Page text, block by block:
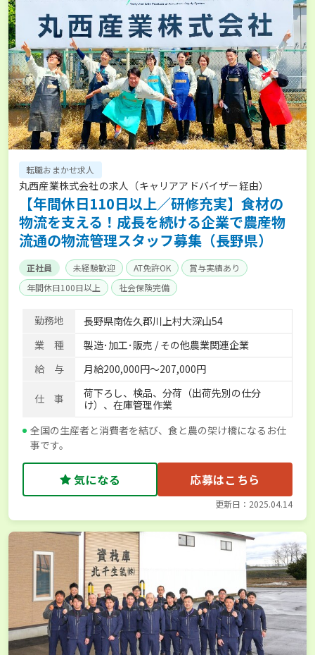
転職おまかせ求人
丸西産業株式会社の求人（キャリアアドバイザー経由）
【年間休日110日以上／研修充実】食材の
物流を支える！成長を続ける企業で農産物
流通の物流管理スタッフ募集（長野県）
正社員 未経験歓迎 AT免許OK
賞与実績あり
年間休日100日以上
社会保険完備
勤務地
長野県南佐久郡川上村大深山54
業 種
製造･加工･販売 / その他農業関連企業
給 与
月給200,000円～207,000円
仕 事
荷下ろし、検品、分荷（出荷先別の仕分
け）、在庫管理作業
全国の生産者と消費者を結び、食と農の架け橋になるお仕
事です。
気になる 応募はこちら
更新日：2025.04.14